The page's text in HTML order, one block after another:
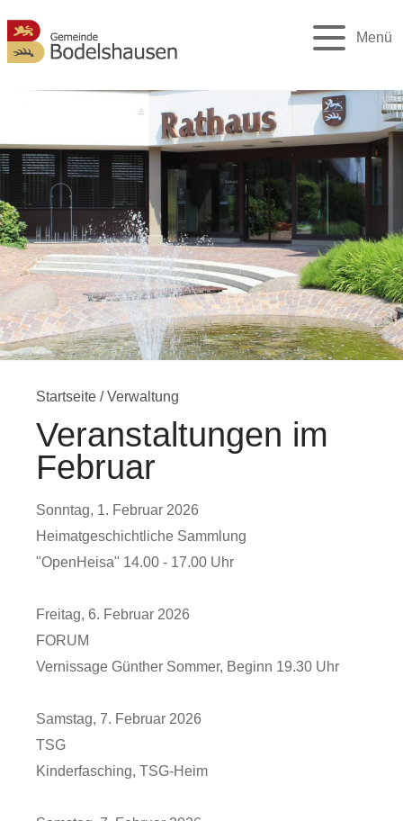
Menü
Startseite /Verwaltung
Veranstaltungen im
Februar
Sonntag, 1. Februar 2026
Heimatgeschichtliche Sammlung
"OpenHeisa" 14.00 - 17.00 Uhr
Freitag, 6. Februar 2026
FORUM
Vernissage Günther Sommer, Beginn 19.30 Uhr
Samstag, 7. Februar 2026
TSG
Kinderfasching, TSG-Heim